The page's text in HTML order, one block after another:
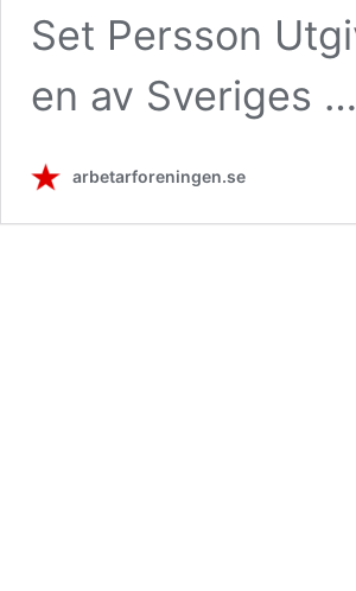
Set Persson
en av Sveriges …
arbetarforeningen.se